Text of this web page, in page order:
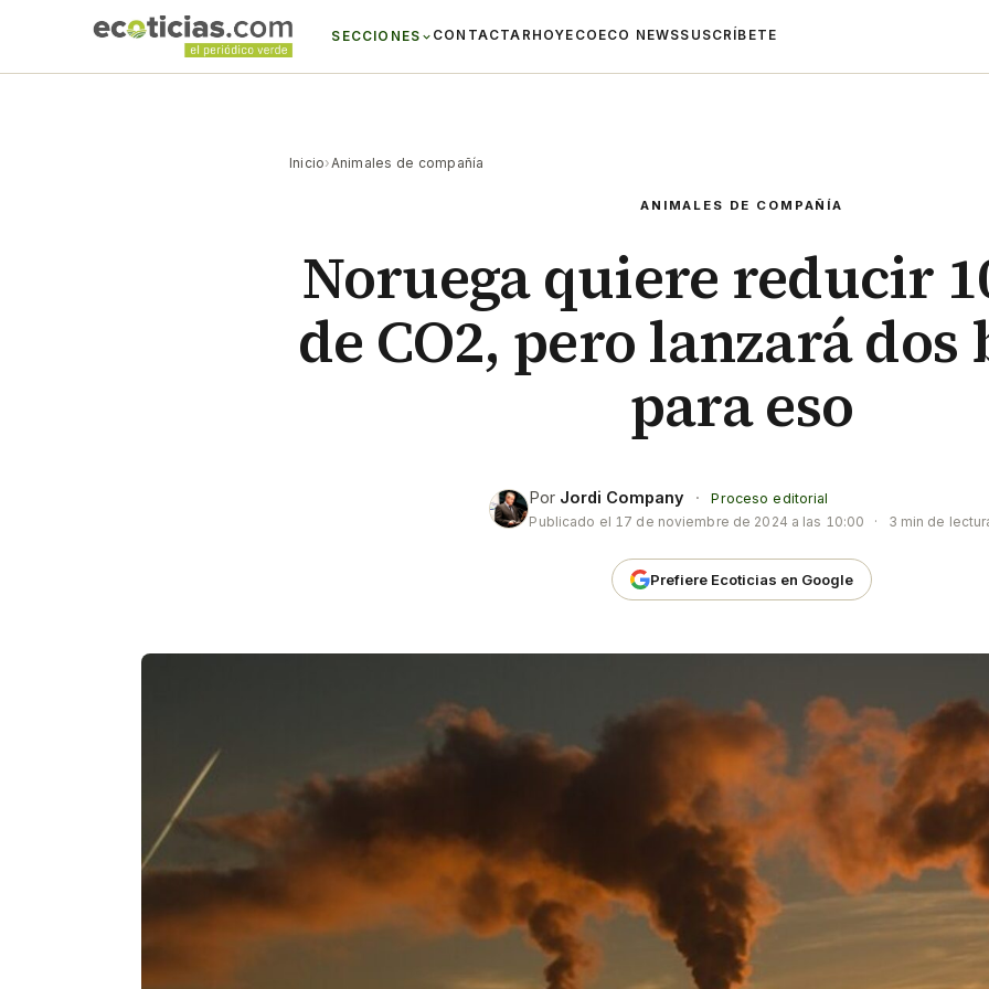
SECCIONES CONTACTAR HOYECO ECO NEWSSUSCRÍBETE
Inicio›Animales de compañía
ANIMALES DE COMPAÑÍA
Noruega quiere reducir
de CO2, pero lanzará dos
para eso
Por Jordi Company ·
Proceso editorial
Publicado el 17 de noviembre de 2024 a las 10:00 · 3 min de
Prefiere Ecoticias en Google